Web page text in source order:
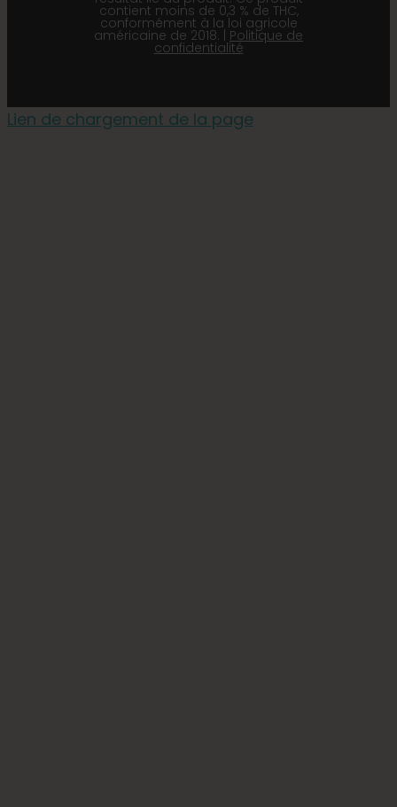
contient moins de 0,3 % de THC,
conformément à la loi agricole
américaine de 2018. | Politique de
confidentialité
Lien de chargement de la page